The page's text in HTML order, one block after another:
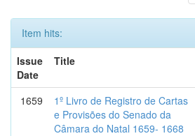
Item hits:
Issue
Date
Title
1659
1º Livro de Registro de Cartas
e Provisões do Senado da
Câmara do Natal 1659- 1668